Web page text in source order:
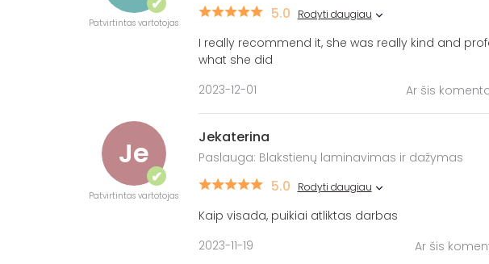
✔
Patvirtintas vartotojas 5.0 Rodyti daugiau
I really recommend it, she was really kind and
what she did
2023-12-01
Ar šis
Je
✔
Patvirtintas vartotojas
Jekaterina
Paslauga: Blakstienų laminavimas ir dažymas
5.0 Rodyti daugiau
Kaip visada, puikiai atliktas darbas
2023-11-19
Ar šis